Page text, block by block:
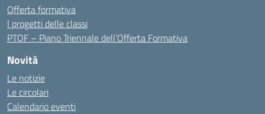
Offerta formativa
I progetti delle classi
PTOF – Piano Triennale dell’Offerta Formativa
Novità
Le notizie
Le circolari
Calendario eventi